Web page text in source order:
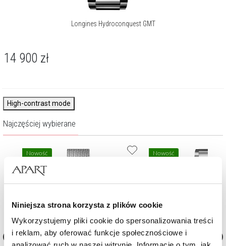
Niniejsza strona korzysta z plików cookie
Wykorzystujemy pliki cookie do spersonalizowania treści
i reklam, aby oferować funkcje społecznościowe i
Longines Hydroconquest GMT
14 900 zł
High-contrast mode
Najczęściej wybierane
Nowość Nowość